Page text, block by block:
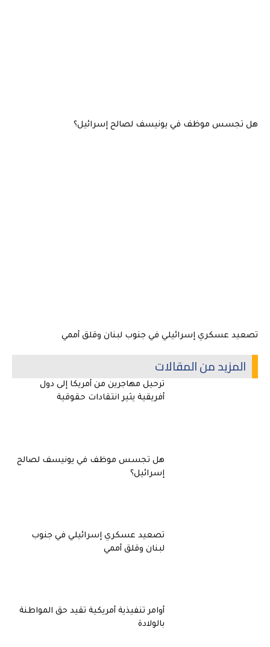
هل تجسس موظف في يونيسف لصالح إسرائيل؟
تصعيد عسكري إسرائيلي في جنوب لبنان وقلق أممي
المزيد من المقالات
ترحيل مهاجرين من أمريكا إلى دول
أفريقية يثير انتقادات حقوقية
هل تجسس موظف في يونيسف لصالح
إسرائيل؟
تصعيد عسكري إسرائيلي في جنوب
لبنان وقلق أممي
أوامر تنفيذية أمريكية تقيد حق المواطنة
بالولادة